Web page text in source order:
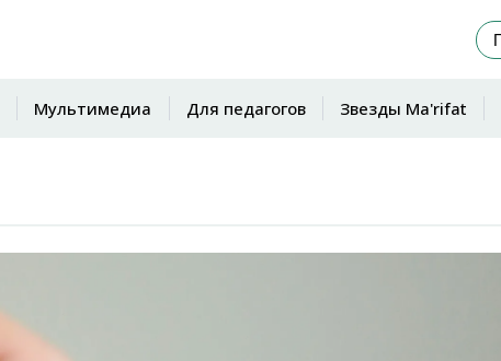
Мультимедиа Для педагогов Звезды Ma'rifat